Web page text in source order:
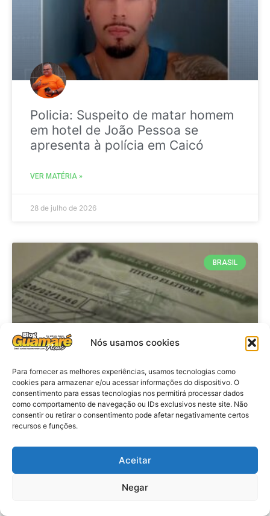
Nós usamos cookies
Para fornecer as melhores experiências, usamos tecnologias como
cookies para armazenar e/ou acessar informações do dispositivo. O
consentimento para essas tecnologias nos permitirá processar dados
como comportamento de navegação ou IDs exclusivos neste site. Não
consentir ou retirar o consentimento pode afetar negativamente certos
recursos e funções.
Aceitar
Negar
Policia: Suspeito de matar homem
em hotel de João Pessoa se
apresenta à polícia em Caicó
VER MATÉRIA »
28 de julho de 2026
BRASIL
Brasil: Policia Federal investiga
753 casos de crimes eleitorais
antes das eleições